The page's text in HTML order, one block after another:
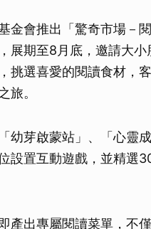
金會推出「驚奇市場－
展期至8月底，邀請大小
挑選喜愛的閱讀食材，
旅。
幼芽啟蒙站」、「心靈
設置互動遊戲，並精選
產出專屬閱讀菜單，不